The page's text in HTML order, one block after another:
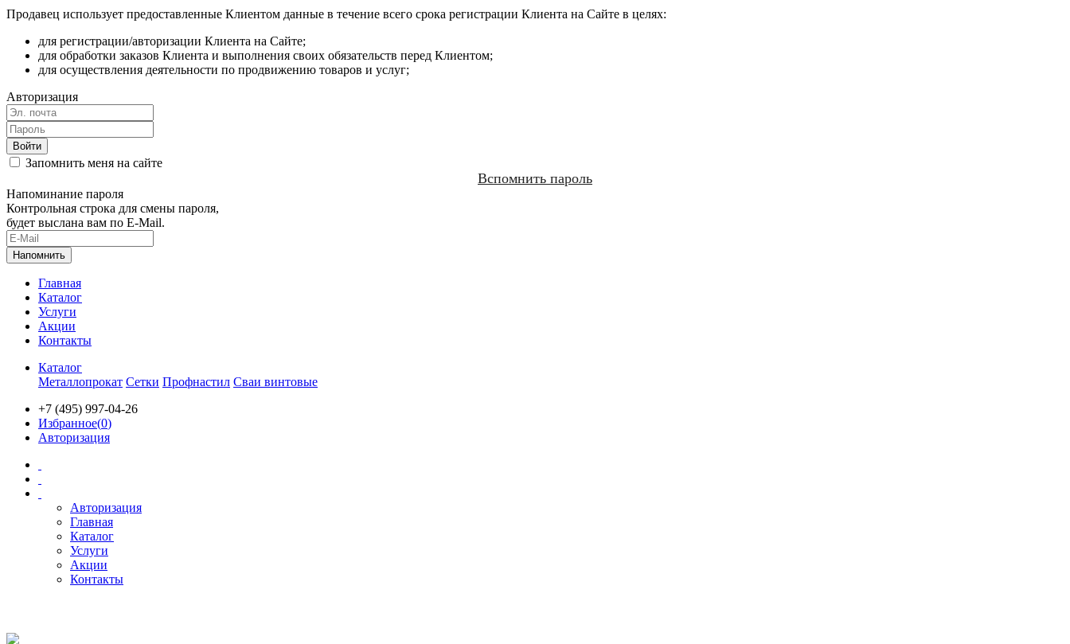
Продавец использует предоставленные Клиентом данные в течение всего срока регистрации Клиента на Сайте в целях:
для регистрации/авторизации Клиента на Сайте;
для обработки заказов Клиента и выполнения своих обязательств перед Клиентом;
для осуществления деятельности по продвижению товаров и услуг;
Авторизация
Запомнить меня на сайте
Вспомнить пароль
Напоминание пароля
Контрольная строка для смены пароля,
будет выслана вам по E-Mail.
Главная
Каталог
Услуги
Акции
Контакты
Каталог
Металлопрокат Сетки Профнастил Сваи винтовые
+7 (495) 997-04-26
Избранное(0)
Авторизация
Авторизация
Главная
Каталог
Услуги
Акции
Контакты